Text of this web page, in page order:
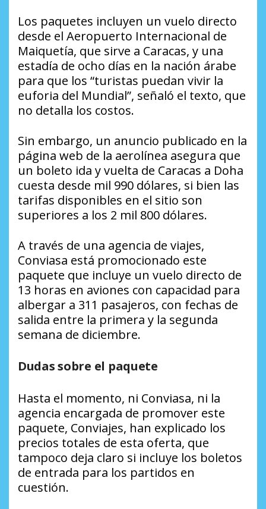
Los paquetes incluyen un vuelo directo
desde el Aeropuerto Internacional de
Maiquetía, que sirve a Caracas, y una
estadía de ocho días en la nación árabe
para que los “turistas puedan vivir la
euforia del Mundial”, señaló el texto, que
no detalla los costos.
Sin embargo, un anuncio publicado en la
página web de la aerolínea asegura que
un boleto ida y vuelta de Caracas a Doha
cuesta desde mil 990 dólares, si bien las
tarifas disponibles en el sitio son
superiores a los 2 mil 800 dólares.
A través de una agencia de viajes,
Conviasa está promocionado este
paquete que incluye un vuelo directo de
13 horas en aviones con capacidad para
albergar a 311 pasajeros, con fechas de
salida entre la primera y la segunda
semana de diciembre.
Dudas sobre el paquete
Hasta el momento, ni Conviasa, ni la
agencia encargada de promover este
paquete, Conviajes, han explicado los
precios totales de esta oferta, que
tampoco deja claro si incluye los boletos
de entrada para los partidos en
cuestión.